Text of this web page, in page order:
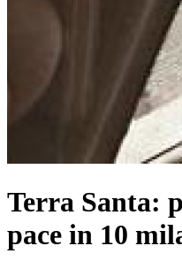
Terra Santa:
pace in 10